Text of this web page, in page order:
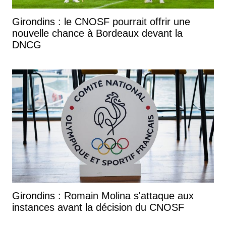
Girondins : le CNOSF pourrait offrir une
nouvelle chance à Bordeaux devant la
DNCG
Girondins : Romain Molina s'attaque aux
instances avant la décision du CNOSF